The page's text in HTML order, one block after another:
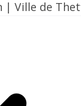
| Ville de